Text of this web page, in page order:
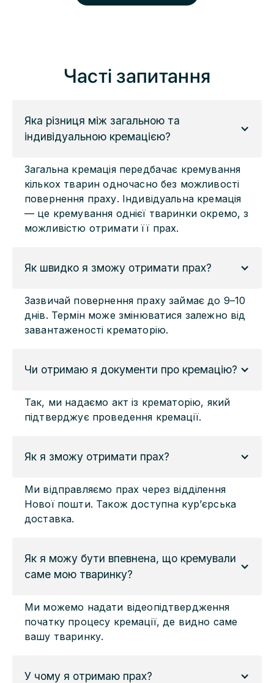
Часті запитання
Яка різниця між загальною та
індивідуальною кремацією?
Загальна кремація передбачає кремування
кількох тварин одночасно без можливості
повернення праху. Індивідуальна кремація
— це кремування однієї тваринки окремо, з
можливістю отримати її прах.
Як швидко я зможу отримати прах?
Зазвичай повернення праху займає до 9–10
днів. Термін може змінюватися залежно від
завантаженості крематорію.
Чи отримаю я документи про кремацію?
Так, ми надаємо акт із крематорію, який
підтверджує проведення кремації.
Як я зможу отримати прах?
Ми відправляємо прах через відділення
Нової пошти. Також доступна кур’єрська
доставка.
Як я можу бути впевнена, що кремували
саме мою тваринку?
Ми можемо надати відеопідтвердження
початку процесу кремації, де видно саме
вашу тваринку.
У чому я отримаю прах?